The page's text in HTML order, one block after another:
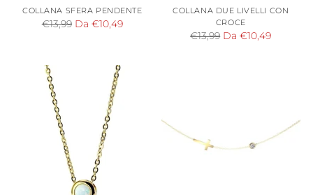
COLLANA SFERA PENDENTE
Prezzo
€13,99 Da €10,49
COLLANA DUE LIVELLI CON
CROCE
Prezzo
€13,99 Da €10,49